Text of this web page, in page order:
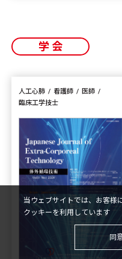
学会
人工心肺 看護師
医師
臨床工学技士
当ウェブサイトでは、お客様
クッキーを利用しています
同